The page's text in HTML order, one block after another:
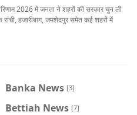
2026 में जनता ने शहरों की सरकार चुन ली
हजारीबाग, जमशेदपुर समेत कई शहरों में
Banka News [3]
Bettiah News [7]